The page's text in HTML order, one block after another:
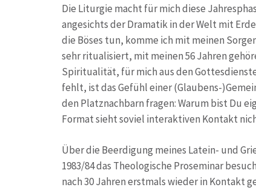
Die Liturgie macht für mich diese
angesichts der Dramatik in der Welt mit
die Böses tun, komme ich mit meinen
sehr ritualisiert, mit meinen 56 Jahren
Spiritualität, für mich aus den
fehlt, ist das Gefühl einer (Glaubens-
den Platznachbarn fragen: Warum bist Du
Format sieht soviel interaktiven Kontakt
Über die Beerdigung meines Latein- und
1983/84 das Theologische Proseminar
nach 30 Jahren erstmals wieder in Kontakt